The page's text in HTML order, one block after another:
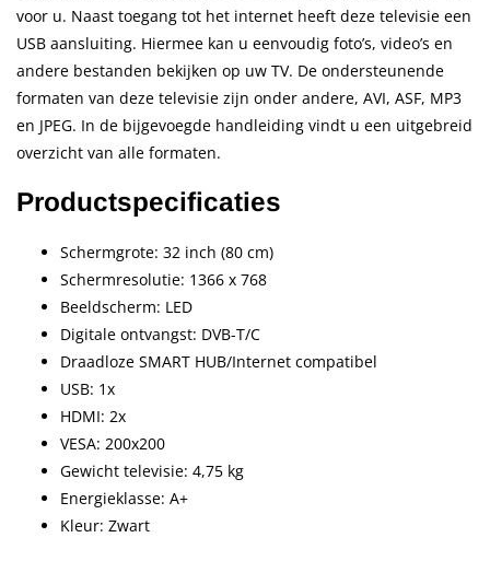
voor u. Naast toegang tot het internet heeft deze televisie een
USB aansluiting. Hiermee kan u eenvoudig foto’s, video’s en
andere bestanden bekijken op uw TV. De ondersteunende
formaten van deze televisie zijn onder andere, AVI, ASF, MP3
en JPEG. In de bijgevoegde handleiding vindt u een uitgebreid
overzicht van alle formaten.
Productspecificaties
Schermgrote: 32 inch (80 cm)
Schermresolutie: 1366 x 768
Beeldscherm: LED
Digitale ontvangst: DVB-T/C
Draadloze SMART HUB/Internet compatibel
USB: 1x
HDMI: 2x
VESA: 200x200
Gewicht televisie: 4,75 kg
Energieklasse: A+
Kleur: Zwart